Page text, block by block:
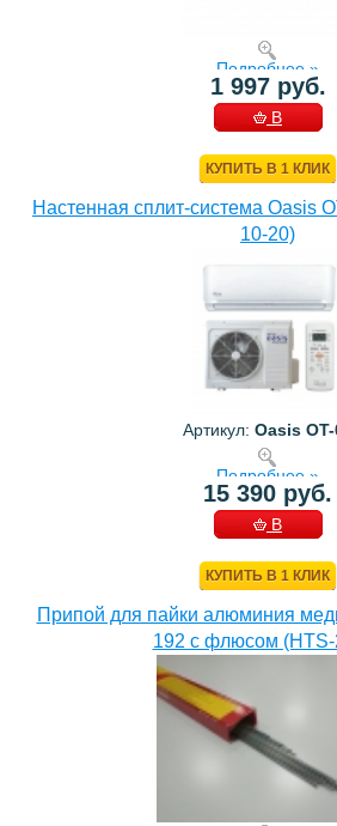
Подробнее »
1 997 руб.
В
КУПИТЬ В 1 КЛИК
Настенная сплит-система Oasis
10-20)
Артикул: Oasis OT-
Подробнее »
15 390 руб.
В
КУПИТЬ В 1 КЛИК
Припой для пайки алюминия
192 с флюсом (HTS-